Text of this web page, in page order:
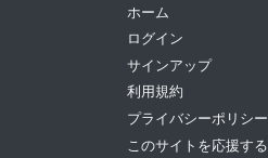
ホーム
ログイン
サインアップ
利用規約
プライバシーポリシー
このサイトを応援する